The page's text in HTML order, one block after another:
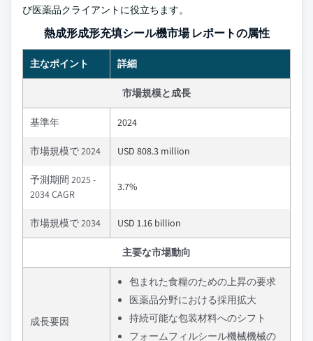
び医薬品クライアントに役立ちます。
熱成形成形充填シール機市場 レポートの属性
主なポイント 詳細
市場規模と成長
基準年 2024
市場規模で 2024 USD 808.3 million
予測期間 2025 -
2034 CAGR
3.7%
市場規模で 2034 USD 1.16 billion
主要な市場動向
成長要因
包まれた食糧のための上昇の要求
医薬品分野における採用拡大
持続可能な包装材料へのシフト
フォームフィルシール機械機械の